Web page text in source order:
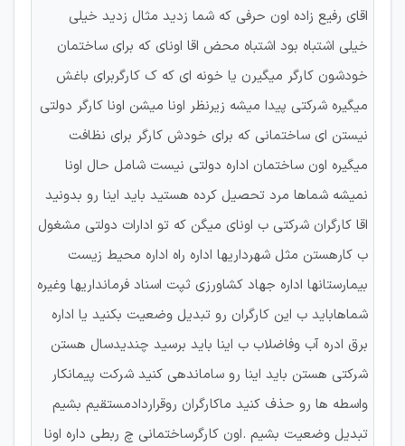
اقای رفیع زاده اون حرفی که شما زدید مثال زدید خیلی
خیلی اشتباه بود اشتباه محض اقا اونای که برای ساختمان
خودشون کارگر میگیرن یا خونه ای که ک کارگربرای باغش
میگیره شرکتی پیدا میشه زیرنظر اونا میشن اونا کارگر دولتی
نیستن ای ساختمانی که برای خودش کارگر برای نظافت
میگیره اون ساختمان اداره دولتی نیست شامل حال اونا
نمیشه شماها مرد تحصیل کرده هستید باید اینا رو بدونید
اقا کارگران شرکتی ب اونای میگن که تو ادارات دولتی مشغول
ب کارهستن مثل شهرداریها اداره راه اداره محیط زیست
بیمارستانها اداره جهاد کشاورزی ثپت اسناد فرمانداریها وغیره
شماهاباید ب این کارگران رو تبدیل وضعیت بکنید یا اداره
برق ادره آب وفاضلاب ب اینا باید برسید چندیدسال هستن
شرکتی هستن باید اینا رو ساماندهی کنید شرکت پیمانکار
واسطه ها رو حذف کنید ماکارگران روقراردادمستقیم بشیم
تبدیل وضعیت بشیم .اون کارگرساختمانی چ ربطی داره اونا